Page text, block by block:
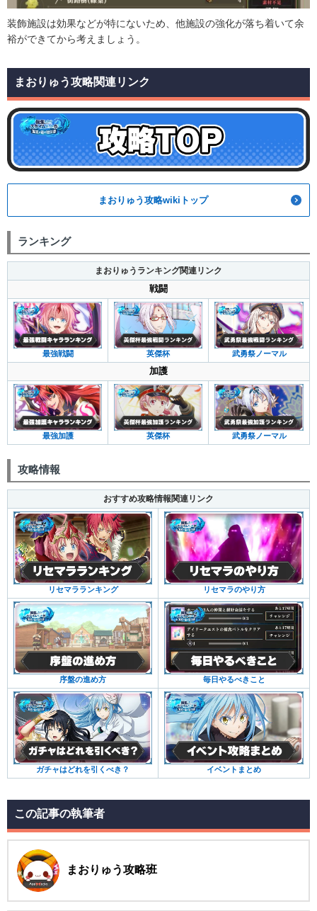
装飾施設は効果などが特にないため、他施設の強化が落ち着いて余
裕ができてから考えましょう。
まおりゅう攻略関連リンク
まおりゅう攻略wikiトップ
ランキング
まおりゅうランキング関連リンク
戦闘
最強戦闘 英傑杯 武勇祭ノーマル
加護
最強加護 英傑杯 武勇祭ノーマル
攻略情報
おすすめ攻略情報関連リンク
リセマラランキング リセマラのやり方
序盤の進め方 毎日やるべきこと
ガチャはどれを引くべき？ イベントまとめ
この記事の執筆者
まおりゅう攻略班